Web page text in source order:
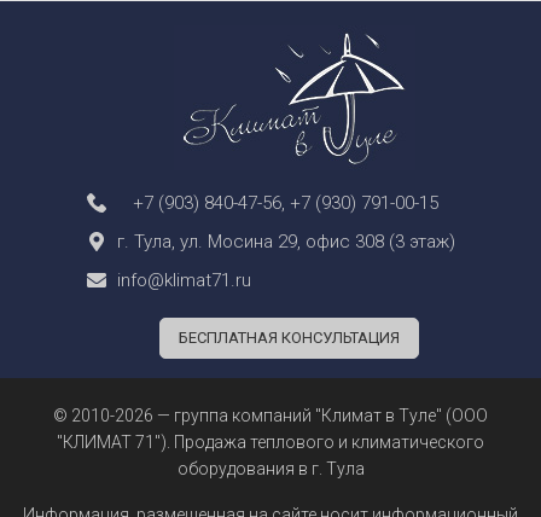
+7 (903) 840-47-56 +7 (930) 791-00-15
г. Тула, ул. Мосина 29, офис 308 (3 этаж)
info@klimat71.ru
БЕСПЛАТНАЯ КОНСУЛЬТАЦИЯ
© 2010-2026 — группа компаний "Климат в Туле" (ООО
"КЛИМАТ 71"). Продажа теплового и климатического
оборудования в г. Тула